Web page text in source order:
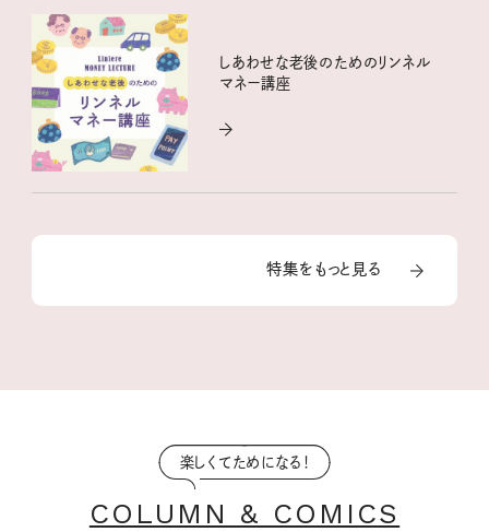
しあわせな老後のためのリンネル
マネー講座
特集をもっと見る
楽しくてためになる！
COLUMN & COMICS